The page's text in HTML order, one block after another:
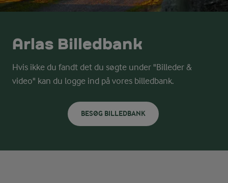
Arlas Billedbank
Hvis ikke du fandt det du søgte under "Billeder &
video" kan du logge ind på vores billedbank.
BESØG BILLEDBANK